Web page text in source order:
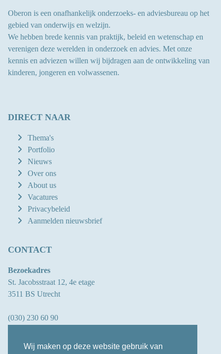
Wij maken op deze website gebruik van
Oberon is een onafhankelijk onderzoeks- en adviesbureau op het
gebied van onderwijs en welzijn.
We hebben brede kennis van praktijk, beleid en wetenschap en
verenigen deze werelden in onderzoek en advies. Met onze
kennis en adviezen willen wij bijdragen aan de ontwikkeling van
kinderen, jongeren en volwassenen.
DIRECT NAAR
Thema's
Portfolio
Nieuws
Over ons
About us
Vacatures
Privacybeleid
Aanmelden nieuwsbrief
CONTACT
Bezoekadres
St. Jacobsstraat 12, 4e etage
3511 BS Utrecht
(030) 230 60 90